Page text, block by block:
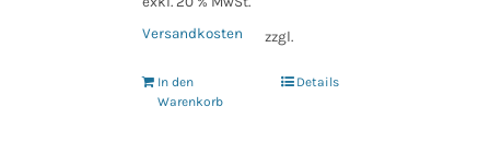
zzgl.
Versandkosten
In den
Warenkorb
Details